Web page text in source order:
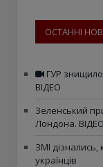
ОСТАННІ
ГУР
ВІДЕО
Зеленський
Лондона. ВІДЕО
ЗМІ
українців